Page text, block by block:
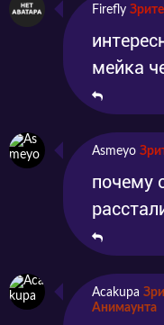
Firefly
мейка
Asmeyo
почему
Acakupa
Анимаунта